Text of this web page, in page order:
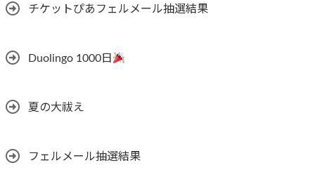
チケットぴあフェルメール抽選結果
Duolingo 1000日
夏の大祓え
フェルメール抽選結果